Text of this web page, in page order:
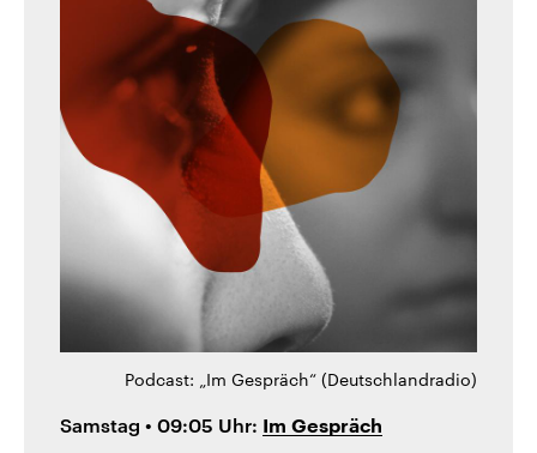
Podcast: „Im Gespräch“ (Deutschlandradio)
Samstag • 09:05 Uhr: Im Gespräch